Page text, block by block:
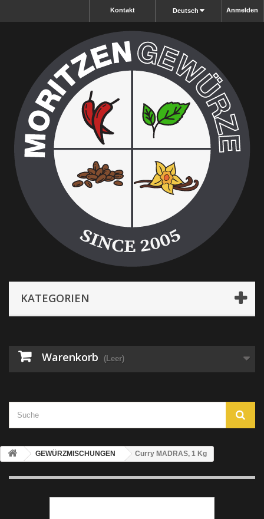
Anmelden
Deutsch
Kontakt
KATEGORIEN
Warenkorb (Leer)
GEWÜRZMISCHUNGEN Curry MADRAS, 1 Kg